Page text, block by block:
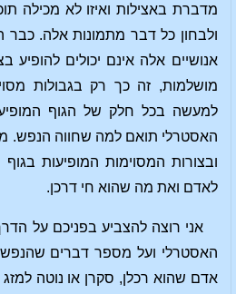
מדברת באצילות ואיזו לא מכילה
ולבחון כל דבר מתמונות אלה. כבר
אנושיים אלה אינם יכולים להופיע
מושלמות, זה כך רק בגבולות
למעשה בכל חלק של הגוף
האסטרלי תואם למה שחווה הנפש.
ובצורות המסוימות המופיעות
לאדם ואת מה שהוא חי דרכן.
אני רוצה להצביע בפניכם על
האסטרלי ועל מספר דברים
אדם שהוא רכלן, סקרן או נוטה